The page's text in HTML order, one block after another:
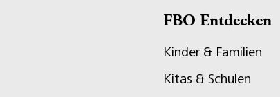
FBO Entdecken
Kinder & Familien
Kitas & Schulen